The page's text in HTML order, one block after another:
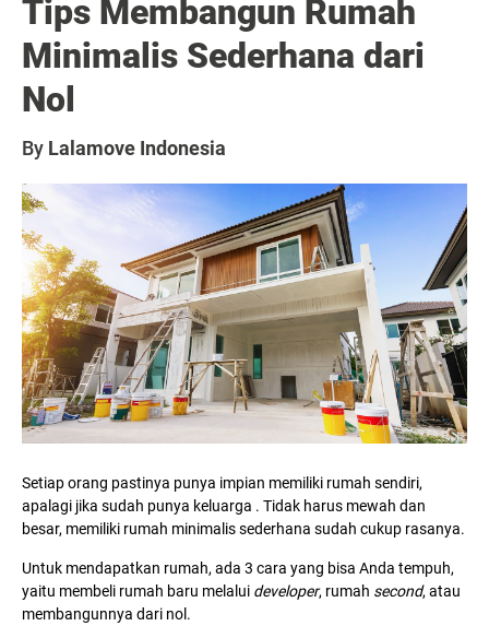
Tips Membangun Rumah
Minimalis Sederhana dari
Nol
By Lalamove Indonesia
Setiap orang pastinya punya impian memiliki rumah sendiri,
apalagi jika sudah punya keluarga . Tidak harus mewah dan
besar, memiliki rumah minimalis sederhana sudah cukup rasanya.
Untuk mendapatkan rumah, ada 3 cara yang bisa Anda tempuh,
yaitu membeli rumah baru melalui developer, rumah second, atau
membangunnya dari nol.